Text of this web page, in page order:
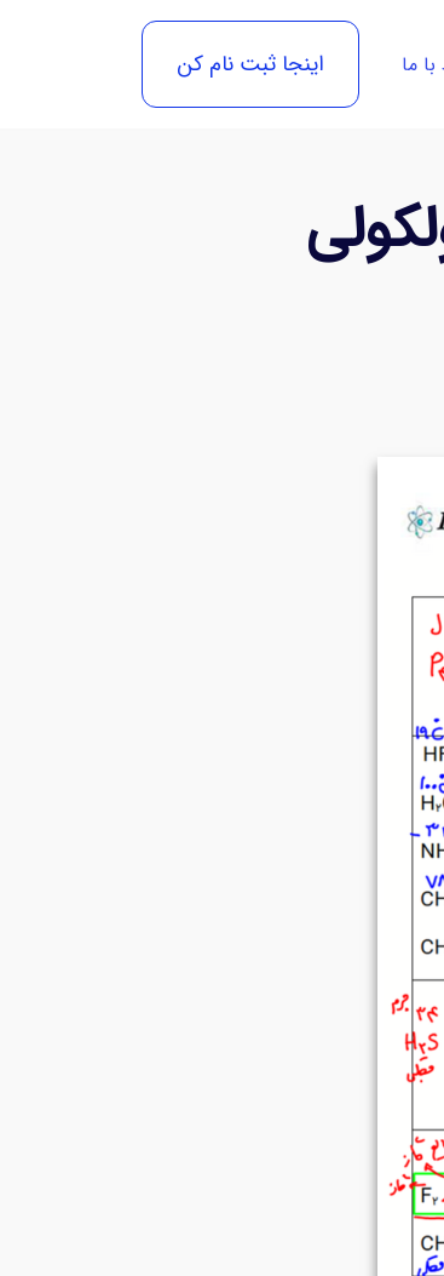
با ما اینجا ثبت نام کن